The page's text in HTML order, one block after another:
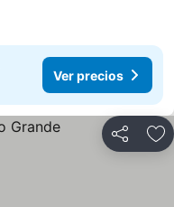
Ver precios
Compartir